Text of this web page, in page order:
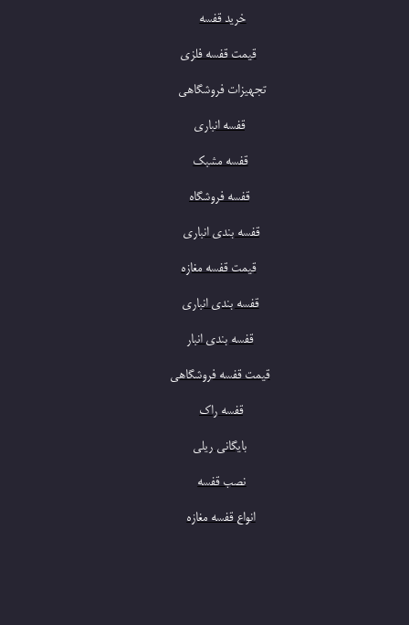
​​خرید قفسه​​​​​​​
​قیمت قفسه فلزی
​​قفسه انباری
​تجهیزات فروشگاهی
​قفسه فروشگاه
​قفسه مشبک
​قفسه بندی انباری
​قیمت قفسه مغازه
​قفسه بندی انبار
​​قفسه بندی انباری
​قفسه راک
​قیمت قفسه فروشگاهی
​بایگانی ریلی
​نصب قفسه
​انواع قفسه مغازه